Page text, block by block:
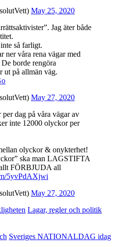
May 25, 2020
Jag äter både
så farligt.
ner våra rena vägar med
borde rengöra
ut på allmän väg.
May 27, 2020
dag på våra vägar av
inte 12000 olyckor per
olyckor & onykterhet!
ska man LAGSTIFTA
FÖRBJUDA all
5yvPdAXjwi
May 27, 2020
Lagar, regler och politik
Sveriges NATIONALDAG idag